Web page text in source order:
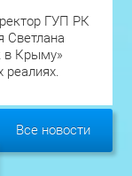
ГУП РК
в Крыму»
реалиях.
Все новости